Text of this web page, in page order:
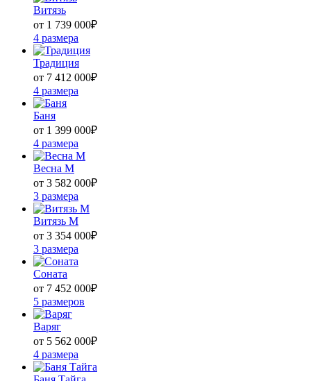
Витязь
от 1 739 000₽
4 размера
Традиция
от 7 412 000₽
4 размера
Баня
от 1 399 000₽
4 размера
Весна М
от 3 582 000₽
3 размера
Витязь М
от 3 354 000₽
3 размера
Соната
от 7 452 000₽
5 размеров
Варяг
от 5 562 000₽
4 размера